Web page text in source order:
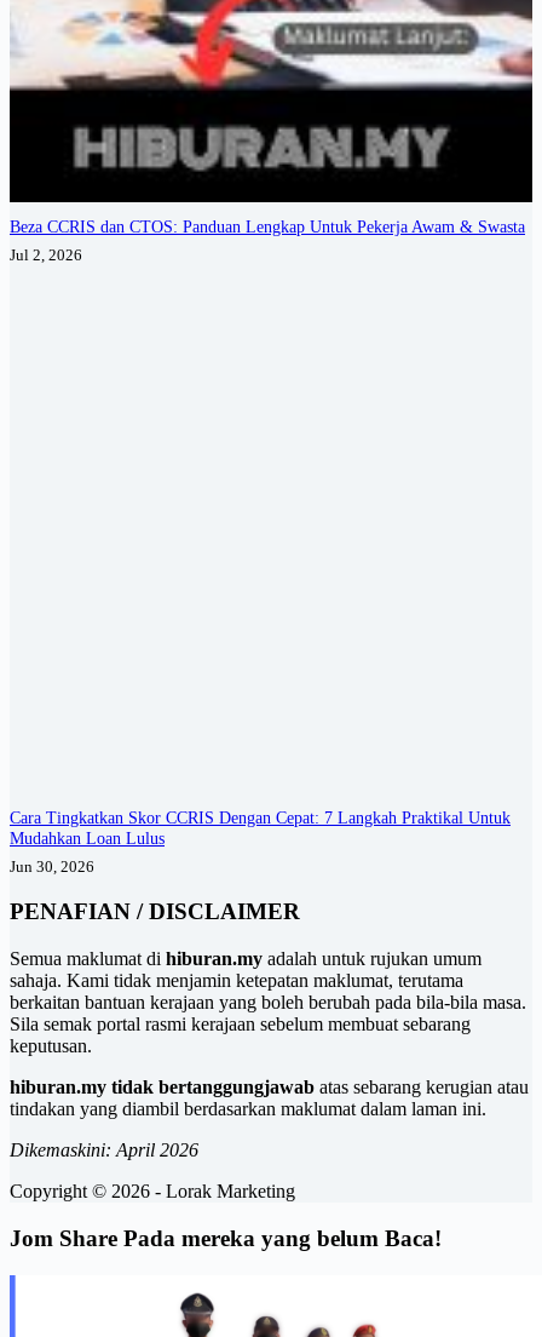
Beza CCRIS dan CTOS: Panduan Lengkap Untuk Pekerja Awam & Swasta
Jul 2, 2026
Cara Tingkatkan Skor CCRIS Dengan Cepat: 7 Langkah Praktikal Untuk
Mudahkan Loan Lulus
Jun 30, 2026
PENAFIAN / DISCLAIMER
Semua maklumat di hiburan.my adalah untuk rujukan umum
sahaja. Kami tidak menjamin ketepatan maklumat, terutama
berkaitan bantuan kerajaan yang boleh berubah pada bila-bila masa.
Sila semak portal rasmi kerajaan sebelum membuat sebarang
keputusan.
hiburan.my tidak bertanggungjawab atas sebarang kerugian atau
tindakan yang diambil berdasarkan maklumat dalam laman ini.
Dikemaskini: April 2026
Copyright © 2026 - Lorak Marketing
Jom Share Pada mereka yang belum Baca!